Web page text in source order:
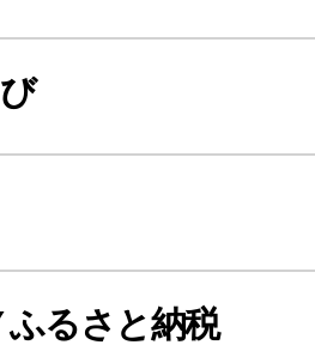
徹底比較
ミュレーション
ふるさと納税